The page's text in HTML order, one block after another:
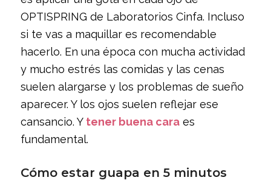
OPTISPRING de Laboratorios Cinfa. Incluso
si te vas a maquillar es recomendable
hacerlo. En una época con mucha actividad
y mucho estrés las comidas y las cenas
suelen alargarse y los problemas de sueño
aparecer. Y los ojos suelen reflejar ese
cansancio. Y tener buena caraes
fundamental.
Cómo estar guapa en 5 minutos